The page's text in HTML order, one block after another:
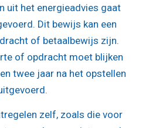
uit het energieadvies gaat
Dit bewijs kan een
of betaalbewijs zijn.
of opdracht moet blijken
twee jaar na het opstellen
zelf, zoals die voor